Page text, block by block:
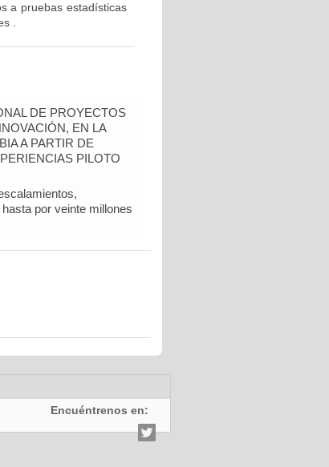
a pruebas estadísticas
.
DE PROYECTOS
EN LA
A PARTIR DE
PILOTO
por veinte millones
Encuéntrenos en: